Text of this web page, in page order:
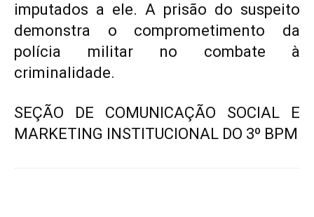
imputados a ele. A prisão do suspeito
demonstra o comprometimento da
polícia militar no combate à
criminalidade.
SEÇÃO DE COMUNICAÇÃO SOCIAL E
MARKETING INSTITUCIONAL DO 3º BPM